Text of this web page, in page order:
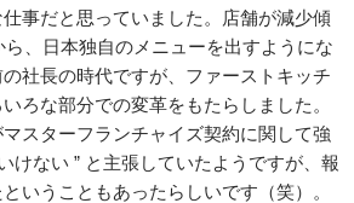
事だと思っていました。店舗が減少傾
、日本独自のメニューを出すようにな
社長の時代ですが、ファーストキッチ
ろな部分での変革をもたらしました。
スターフランチャイズ契約に関して強
けない ” と主張していたようですが、報
いうこともあったらしいです（笑）。